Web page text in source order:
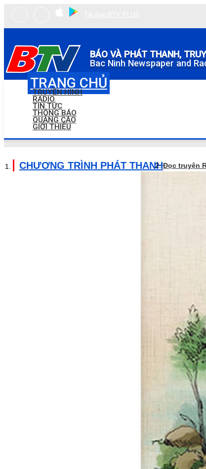
BÁO VÀ PHÁT THANH,
Bac Ninh Newspaper and
TRANG CHỦ
TRUYỀN HÌNH
RADIO
TIN TỨC
THÔNG BÁO
QUẢNG CÁO
GIỚI THIỆU
CHƯƠNG TRÌNH PHÁT THANHĐọc truyện